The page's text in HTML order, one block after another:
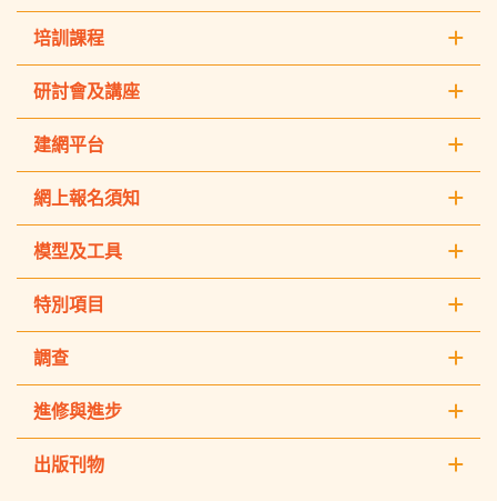
培訓課程
研討會及講座
建網平台
網上報名須知
模型及工具
特別項目
調查
進修與進步
出版刊物